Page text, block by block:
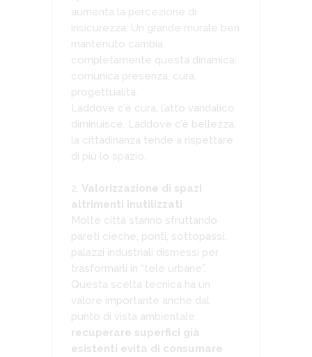
aumenta la percezione di
insicurezza. Un grande murale ben
mantenuto cambia
completamente questa dinamica:
comunica presenza, cura,
progettualità.
Laddove c’è cura, l’atto vandalico
diminuisce. Laddove c’è bellezza,
la cittadinanza tende a rispettare
di più lo spazio.
Valorizzazione di spazi
altrimenti inutilizzati
Molte città stanno sfruttando
pareti cieche, ponti, sottopassi,
palazzi industriali dismessi per
trasformarli in “tele urbane”.
Questa scelta tecnica ha un
valore importante anche dal
punto di vista ambientale:
recuperare superfici già
esistenti evita di consumare